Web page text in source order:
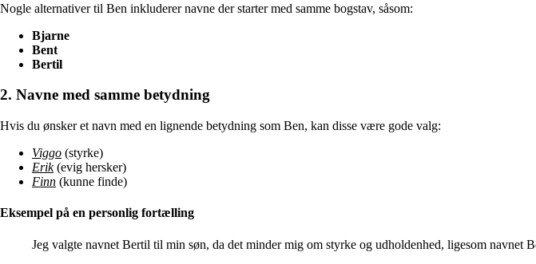
Nogle alternativer til Ben inkluderer navne der starter med samme bogstav, såsom:
Bjarne
Bent
Bertil
2. Navne med samme betydning
Hvis du ønsker et navn med en lignende betydning som Ben, kan disse være gode valg:
Viggo (styrke)
Erik(evig hersker)
Finn (kunne finde)
Eksempel på en personlig fortælling
Jeg valgte navnet Bertil til min søn, da det minder mig om styrke og udholdenhed, ligesom